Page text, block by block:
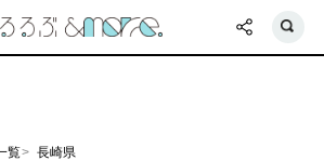
覧
長崎県